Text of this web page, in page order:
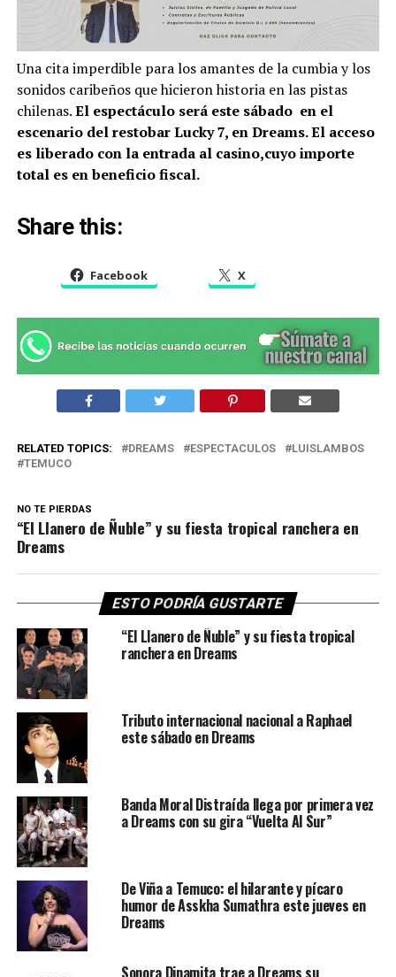
Una cita imperdible para los amantes de la cumbia y los
sonidos caribeños que hicieron historia en las pistas
chilenas.El espectáculo será este sábado en el
escenario del restobar Lucky 7, en Dreams. El acceso
es liberado con la entrada al casino,cuyo importe
total es en beneficio fiscal.
Share this:
Facebook X
RELATED TOPICS: DREAMS ESPECTACULOS
LUISLAMBOS
TEMUCO
NO TE PIERDAS
“El Llanero de Ñuble” y su fiesta tropical ranchera en
Dreams
ESTO PODRÍA GUSTARTE
“El Llanero de Ñuble” y su fiesta tropical
ranchera en Dreams
Tributo internacional nacional a Raphael
este sábado en Dreams
Banda Moral Distraída llega por primera vez
a Dreams con su gira “Vuelta Al Sur”
De Viña a Temuco: el hilarante y pícaro
humor de Asskha Sumathra este jueves en
Dreams
Sonora Dinamita trae a Dreams su